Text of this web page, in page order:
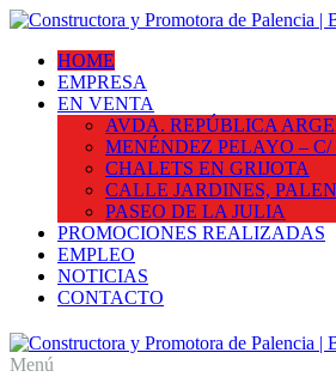
HOME
EMPRESA
EN VENTA
AVDA. REPÚBLICA
MENÉNDEZ PELAYO –
CHALETS EN GRIJOTA
CALLE JARDINES,
PASEO DE LA JULIA
PROMOCIONES REALIZADAS
EMPLEO
NOTICIAS
CONTACTO
Menú